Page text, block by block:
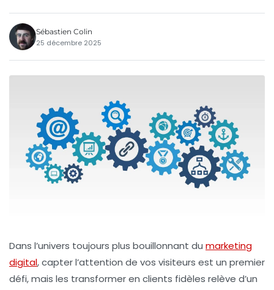
Sébastien Colin
25 décembre 2025
Dans l’univers toujours plus bouillonnant du marketing
digital, capter l’attention de vos visiteurs est un premier
défi, mais les transformer en clients fidèles relève d’un